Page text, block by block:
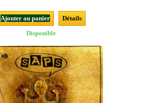
Ajouter au panier
Détails
Disponible